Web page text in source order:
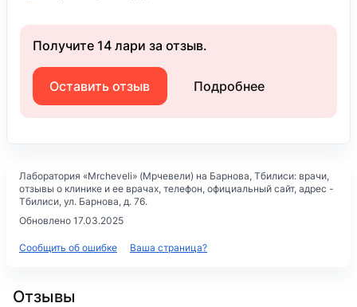
Получите 14 лари за отзыв.
Оставить отзыв Подробнее
Лаборатория «Mrcheveli» (Мрчевели) на Барнова, Тбилиси: врачи,
отзывы о клинике и ее врачах, телефон, официальный сайт, адрес -
Тбилиси, ул. Барнова, д. 76.
Обновлено 17.03.2025
Сообщить об ошибке Ваша страница?
Отзывы